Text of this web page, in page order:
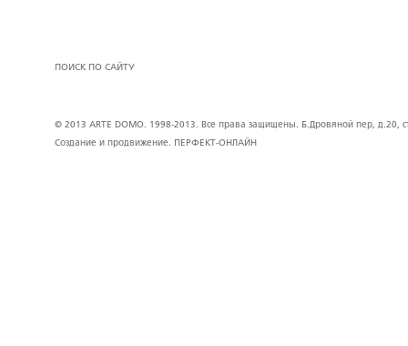
ПОИСК ПО САЙТУ
© 2013 ARTE DOMO. 1998-2013. Все права защищены. Б.Дровяной пер, д.20,
Создание и продвижение.
ПЕРФЕКТ-ОНЛАЙН